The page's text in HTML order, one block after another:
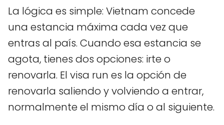
La lógica es simple: Vietnam concede
una estancia máxima cada vez que
entras al país. Cuando esa estancia se
agota, tienes dos opciones: irte o
renovarla. El visa run es la opción de
renovarla saliendo y volviendo a entrar,
normalmente el mismo día o al siguiente.